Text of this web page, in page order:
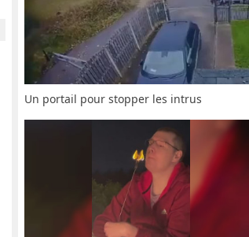
Un portail pour stopper les intrus